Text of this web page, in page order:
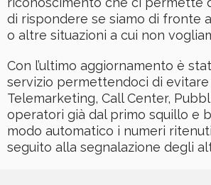
di rispondere se siamo di fronte
o altre situazioni a cui non
Con l’ultimo aggiornamento è
servizio permettendoci di
Telemarketing, Call Center,
operatori già dal primo squillo e
modo automatico i numeri
seguito alla segnalazione degli